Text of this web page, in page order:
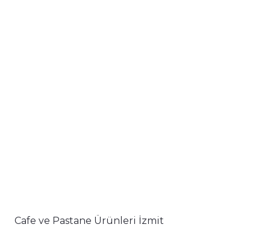
Cafe ve Pastane Ürünleri İzmit